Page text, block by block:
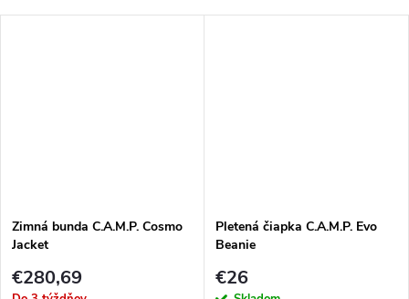
Zimná bunda C.A.M.P. Cosmo
Jacket
€280,69
Pletená čiapka C.A.M.P. Evo
Beanie
€26